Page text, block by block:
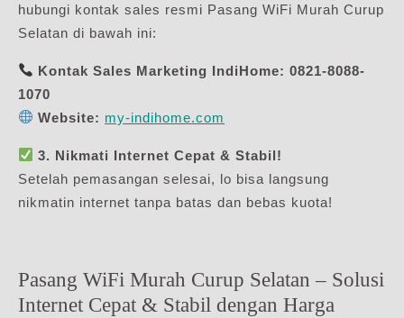
hubungi kontak sales resmi Pasang WiFi Murah Curup
Selatan di bawah ini:
Kontak Sales Marketing IndiHome: 0821-8088-
1070
Website: my-indihome.com
3. Nikmati Internet Cepat & Stabil!
Setelah pemasangan selesai, lo bisa langsung
nikmatin internet tanpa batas dan bebas kuota!
Pasang WiFi Murah Curup Selatan – Solusi
Internet Cepat & Stabil dengan Harga